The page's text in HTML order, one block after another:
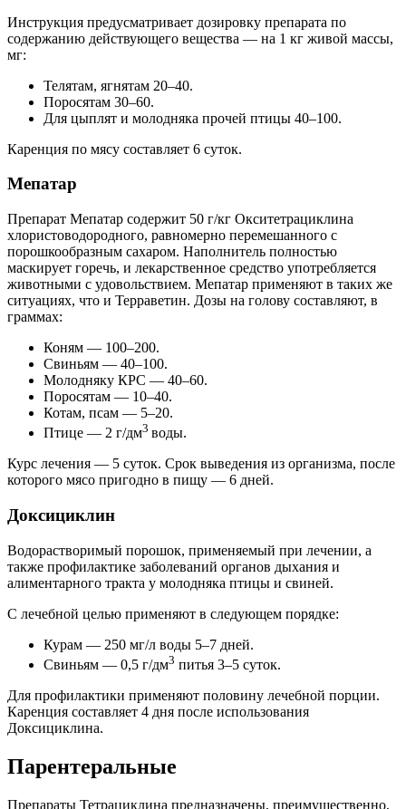
Инструкция предусматривает дозировку препарата по
содержанию действующего вещества — на 1 кг живой массы,
мг:
Телятам, ягнятам 20–40.
Поросятам 30–60.
Для цыплят и молодняка прочей птицы 40–100.
Каренция по мясу составляет 6 суток.
Мепатар
Препарат Мепатар содержит 50 г/кг Окситетрациклина
хлористоводородного, равномерно перемешанного с
порошкообразным сахаром. Наполнитель полностью
маскирует горечь, и лекарственное средство употребляется
животными с удовольствием. Мепатар применяют в таких же
ситуациях, что и Терраветин. Дозы на голову составляют, в
граммах:
Коням — 100–200.
Свиньям — 40–100.
Молодняку КРС — 40–60.
Поросятам — 10–40.
Котам, псам — 5–20.
Птице — 2 г/дм3 воды.
Курс лечения — 5 суток. Срок выведения из организма, после
которого мясо пригодно в пищу — 6 дней.
Доксициклин
Водорастворимый порошок, применяемый при лечении, а
также профилактике заболеваний органов дыхания и
алиментарного тракта у молодняка птицы и свиней.
С лечебной целью применяют в следующем порядке:
Курам — 250 мг/л воды 5–7 дней.
Свиньям — 0,5 г/дм3 питья 3–5 суток.
Для профилактики применяют половину лечебной порции.
Каренция составляет 4 дня после использования
Доксициклина.
Парентеральные
Препараты Тетрациклина предназначены, преимущественно,